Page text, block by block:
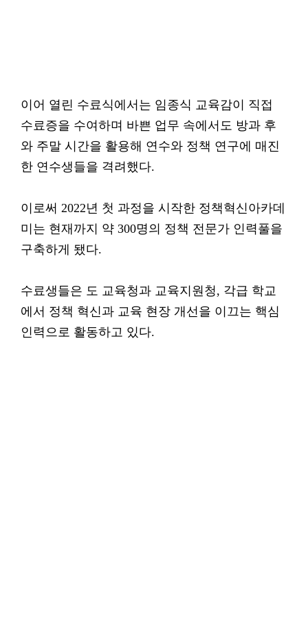
이어 열린 수료식에서는 임종식 교육감이 직접
수료증을 수여하며 바쁜 업무 속에서도 방과 후
와 주말 시간을 활용해 연수와 정책 연구에 매진
한 연수생들을 격려했다.
이로써 2022년 첫 과정을 시작한 정책혁신아카데
미는 현재까지 약 300명의 정책 전문가 인력풀을
구축하게 됐다.
수료생들은 도 교육청과 교육지원청, 각급 학교
에서 정책 혁신과 교육 현장 개선을 이끄는 핵심
인력으로 활동하고 있다.